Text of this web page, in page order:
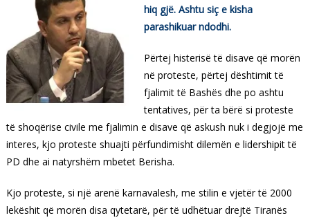
hiq gjë. Ashtu siç e kisha
parashikuar ndodhi.
Përtej histerisë të disave që morën
në proteste, përtej dështimit të
fjalimit të Bashës dhe po ashtu
tentatives, për ta bërë si proteste
të shoqërise civile me fjalimin e disave që askush nuk i degjojë me
interes, kjo proteste shuajti përfundimisht dilemën e lidershipit të
PD dhe ai natyrshëm mbetet Berisha.
Kjo proteste, si një arenë karnavalesh, me stilin e vjetër të 2000
lekëshit që morën disa qytetarë, për të udhëtuar drejtë Tiranës